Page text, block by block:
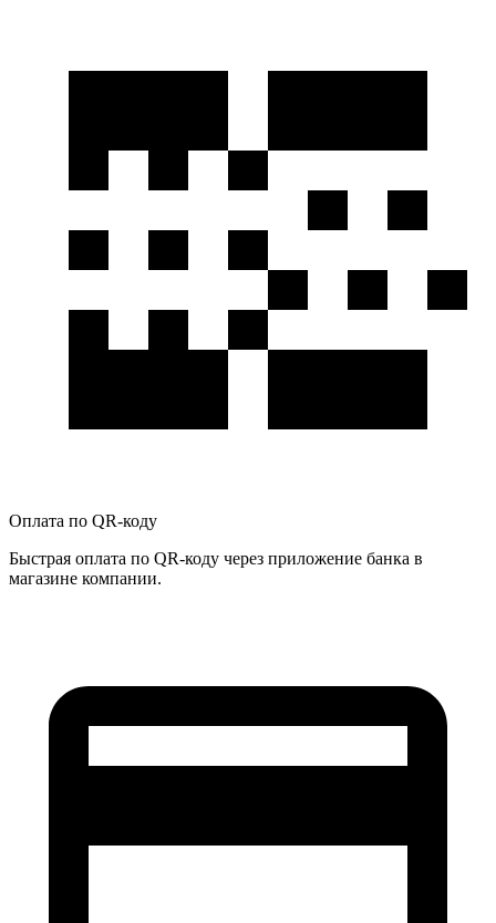
Оплата по QR-коду
Быстрая оплата по QR-коду через приложение банка в
магазине компании.